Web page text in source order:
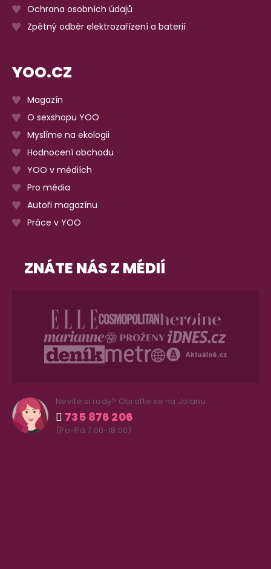
Ochrana osobních údajů
Zpětný odběr elektrozařízení a baterií
YOO.CZ
Magazín
O sexshopu YOO
Myslíme na ekologii
Hodnocení obchodu
YOO v médiích
Pro média
Autoři magazínu
Práce v YOO
ZNÁTE NÁS Z MÉDIÍ
Nevíte si rady? Obraťte se na Jolanu
735 876 206
(Po-Pá 7.00-18.00)